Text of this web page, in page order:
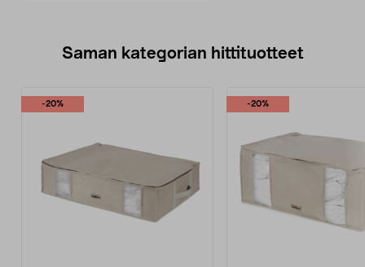
Saman kategorian hittituotteet
-20% -20%